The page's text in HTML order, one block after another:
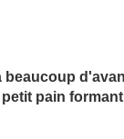
beaucoup
pain